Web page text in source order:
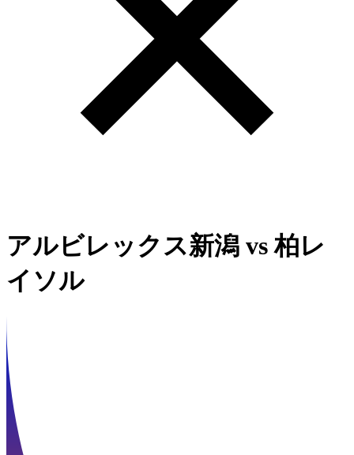
アルビレックス新潟 vs柏レ
イソル